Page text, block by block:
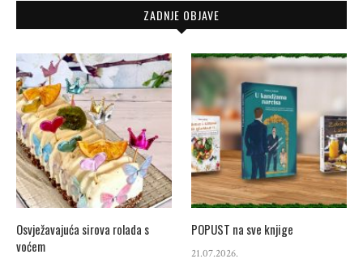
ZADNJE OBJAVE
Osvježavajuća sirova rolada s
voćem
POPUST na sve knjige
21.07.2026.